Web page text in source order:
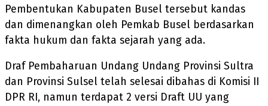
Pembentukan Kabupaten Busel tersebut kandas
dan dimenangkan oleh Pemkab Busel berdasarkan
fakta hukum dan fakta sejarah yang ada.
Draf Pembaharuan Undang Undang Provinsi Sultra
dan Provinsi Sulsel telah selesai dibahas di Komisi II
DPR RI, namun terdapat 2 versi Draft UU yang